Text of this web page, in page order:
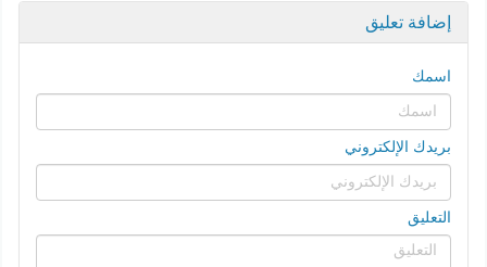
إضافة تعليق
اسمك
بريدك الإلكتروني
التعليق